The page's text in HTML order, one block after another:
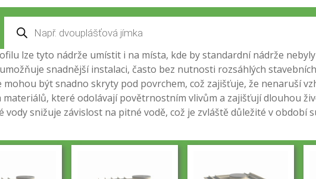
Products
search
které je činí ideálním řešením pro sběr dešťové vody:
lze tyto nádrže umístit i na místa, kde by standardní nádrže
snadnější instalaci, často bez nutnosti rozsáhlých
být snadno skryty pod povrchem, což zajišťuje, že nenaruší
materiálů, které odolávají povětrnostním vlivům a zajišťují dlouhou
vody snižuje závislost na pitné vodě, což je zvláště důležité v období